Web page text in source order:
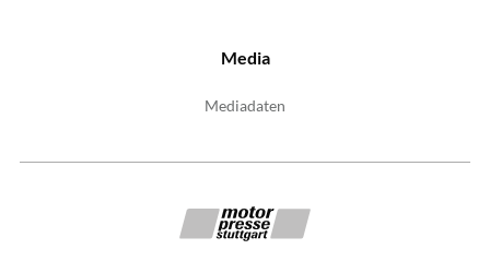
Media
Mediadaten